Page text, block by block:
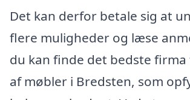
Det kan derfor betale sig at
flere muligheder og læse
du kan finde det bedste firma
af møbler i Bredsten, som